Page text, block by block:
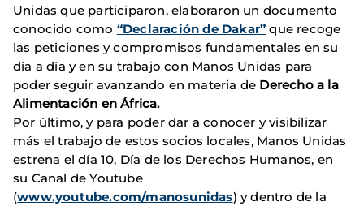
Unidas que participaron, elaboraron un documento
conocido como “Declaración de Dakar” que recoge
las peticiones y compromisos fundamentales en su
día a día y en su trabajo con Manos Unidas para
poder seguir avanzando en materia de Derecho a la
Alimentación en África.
Por último, y para poder dar a conocer y visibilizar
más el trabajo de estos socios locales, Manos Unidas
estrena el día 10, Día de los Derechos Humanos, en
su Canal de Youtube
(www.youtube.com/manosunidas) y dentro de la